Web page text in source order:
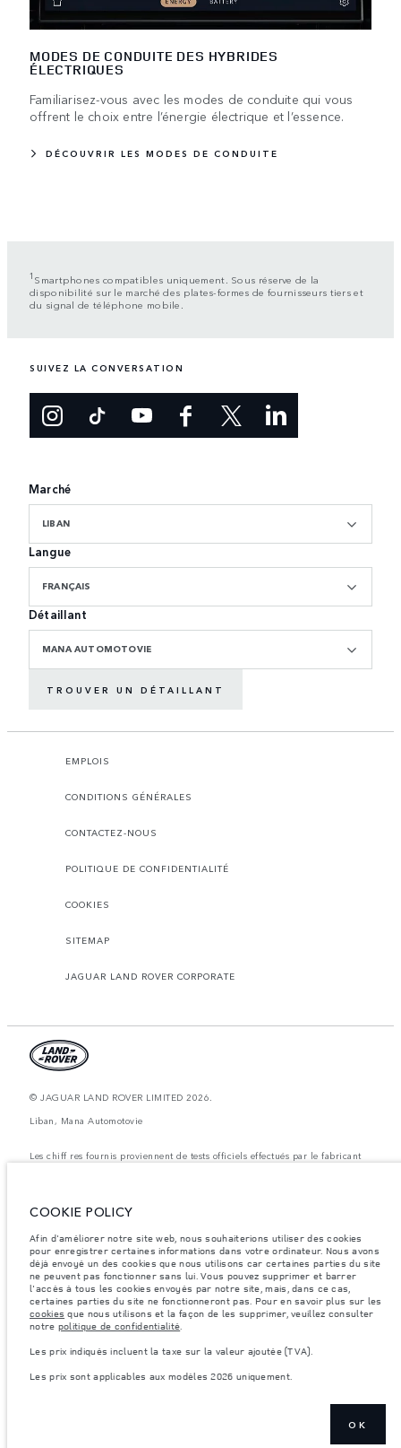
MODES DE CONDUITE DES HYBRIDES
ÉLECTRIQUES
Familiarisez-vous avec les modes de conduite qui vous
offrent le choix entre l’énergie électrique et l’essence.
DÉCOUVRIR LES MODES DE CONDUITE
1 Smartphones compatibles uniquement. Sous réserve de la
disponibilité sur le marché des plates-formes de fournisseurs tiers et
du signal de téléphone mobile.
SUIVEZ LA CONVERSATION
Marché
LIBAN
Langue
FRANÇAIS
Détaillant
MANA AUTOMOTOVIE
TROUVER UN DÉTAILLANT
EMPLOIS
CONDITIONS GÉNÉRALES
CONTACTEZ-NOUS
POLITIQUE DE CONFIDENTIALITÉ
COOKIES
SITEMAP
JAGUAR LAND ROVER CORPORATE
© JAGUAR LAND ROVER LIMITED 2026.
Liban, Mana Automotovie
Les chiff res fournis proviennent de tests officiels effectués par le fabricant
configurateur peuvent varier d'un marché à l'autre et ne comprennent pas
la disponibilité et les prix.
Les poids indiqués correspondent à des spécifications de véhicule standard.
Les accessoires et autres éléments montés après le point de fabrication
affecteront la charge utile. Assurez-vous que le poids total en charge du
véhicule, les charges maximales par essieu et la charge utile ne sont pas
dépassés lorsque vous chargez des accessoires, des occupants, des liquides
et des carburants.
mondiale de semi-conducteurs affecte actuellement les spécifications de
construction. Cette situation s’avère très fluctuante, et par conséquent, les
COOKIE POLICY
Afin d'améliorer notre site web, nous souhaiterions utiliser des cookies
pour enregistrer certaines informations dans votre ordinateur. Nous avons
déjà envoyé un des cookies que nous utilisons car certaines parties du site
ne peuvent pas fonctionner sans lui. Vous pouvez supprimer et barrer
l'accès à tous les cookies envoyés par notre site, mais, dans ce cas,
certaines parties du site ne fonctionneront pas. Pour en savoir plus sur les
cookies que nous utilisons et la façon de les supprimer, veuillez consulter
notre politique de confidentialité.
Les prix indiqués incluent la taxe sur la valeur ajoutée (TVA).
Les prix sont applicables aux modèles 2026 uniquement.
OK